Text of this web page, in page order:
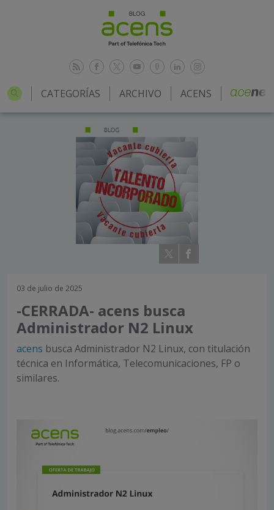
CATEGORÍAS ARCHIVO ACENS
03 de julio de 2025
-CERRADA- acens busca
Administrador N2 Linux
acens busca Administrador N2 Linux, con titulación
técnica en Informática, Telecomunicaciones, FP o
similares.